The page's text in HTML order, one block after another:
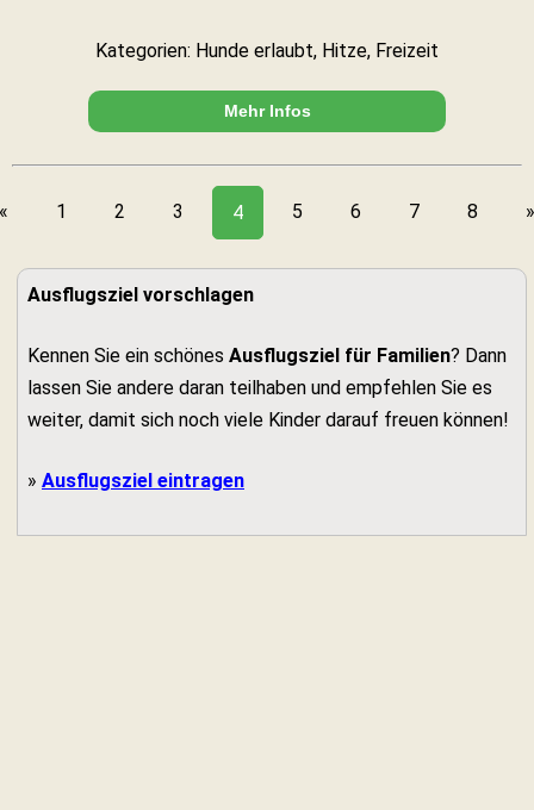
Kategorien: Hunde erlaubt, Hitze, Freizeit
Mehr Infos
« 1 2 3 4 5 6 7 8 »
Ausflugsziel vorschlagen
Kennen Sie ein schönes Ausflugsziel für Familien? Dann
lassen Sie andere daran teilhaben und empfehlen Sie es
weiter, damit sich noch viele Kinder darauf freuen können!
» Ausflugsziel eintragen